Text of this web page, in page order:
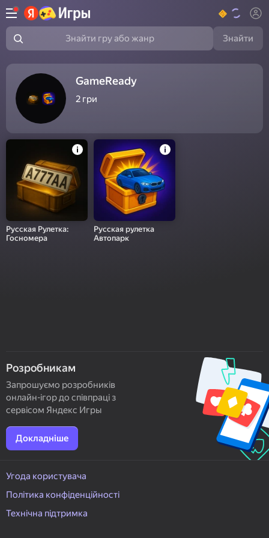
Знайти гру або жанр Знайти
GameReady
2 гри
Русская Рулетка:
Госномера
Русская рулетка
Автопарк
Розробникам
Запрошуємо розробників
онлайн-ігор до співпраці з
сервісом Яндекс Игры
Докладніше
Угода користувача
Політика конфіденційності
Технічна підтримка